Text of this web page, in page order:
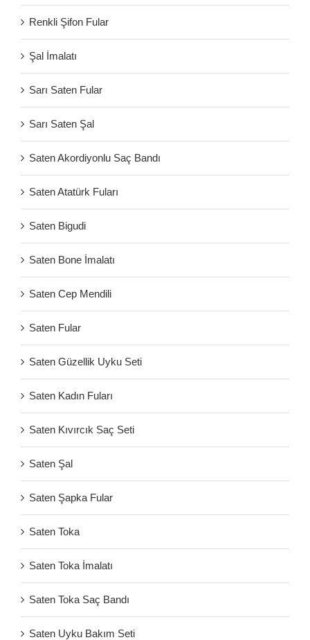
Renkli Şifon Fular
Şal İmalatı
Sarı Saten Fular
Sarı Saten Şal
Saten Akordiyonlu Saç Bandı
Saten Atatürk Fuları
Saten Bigudi
Saten Bone İmalatı
Saten Cep Mendili
Saten Fular
Saten Güzellik Uyku Seti
Saten Kadın Fuları
Saten Kıvırcık Saç Seti
Saten Şal
Saten Şapka Fular
Saten Toka
Saten Toka İmalatı
Saten Toka Saç Bandı
Saten Uyku Bakım Seti